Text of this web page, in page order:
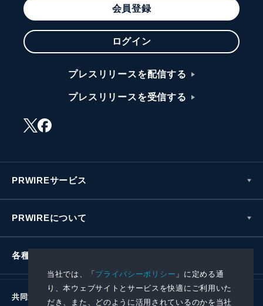
当社では、「プライバシーポリシー 」に定める通
り、本ウェブサイトとサービスを快適にご利用いた
だき、また、どのように活用されているのかを当社
会員登録
ログイン
プレスリリースを配信する
プレスリリースを受信する
PRWIREサービス
PRWIREについて
各種お問い合わせ
共同通信社グループ